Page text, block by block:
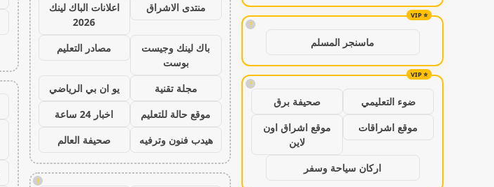
!
ماسنجر المسلم
!
ضوء التعليمي
صحيفة برق
موقع اشراقات
موقع اشراق اون
لاين
اركان سياحة وسفر
منتدى الاشراق
اعلانات الباك لينك
2026
باك لينك وجيست
بوست
مصادر التعليم
مجلة تقنية
يو ان بي الرياضي
موقع حالة للتعليم
اخبار 24 ساعة
هيدب فنون وترفيه
صحيفة العالم
!